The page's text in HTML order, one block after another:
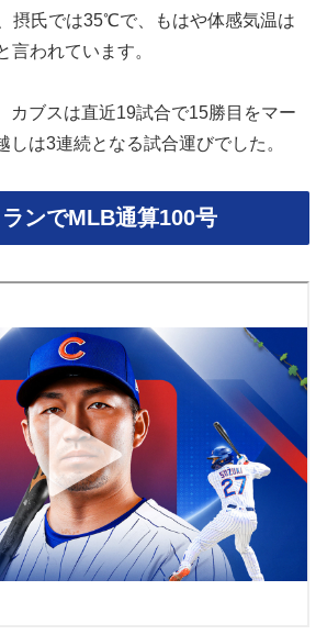
摂氏では35℃で、もはや体感気温は
われています。
ブスは直近19試合で15勝目をマー
しは3連続となる試合運びでした。
ンでMLB通算100号